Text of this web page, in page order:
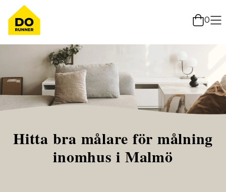
0
Hitta bra målare för målning
inomhus i Malmö